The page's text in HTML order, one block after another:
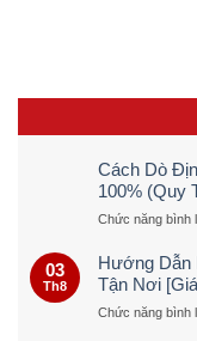
Cách Dò
100% (Quy
Chức năng bình
03
Th8
Hướng Dẫn
Tận Nơi
Chức năng bình